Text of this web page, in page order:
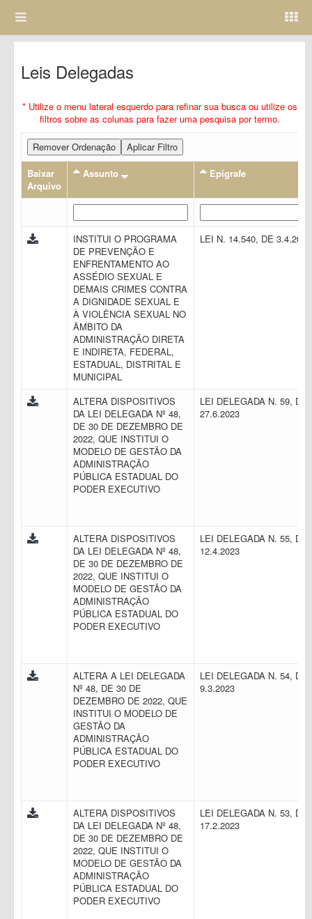
Leis Delegadas
* Utilize o menu lateral esquerdo para refinar sua busca ou utilize os
filtros sobre as colunas para fazer uma pesquisa por termo.
Remover Ordenação
Aplicar Filtro
Baixar
Arquivo
Assunto Epigrafe
INSTITUI O PROGRAMA
DE PREVENÇÃO E
ENFRENTAMENTO AO
ASSÉDIO SEXUAL E
DEMAIS CRIMES CONTRA
A DIGNIDADE SEXUAL E
À VIOLÊNCIA SEXUAL NO
ÂMBITO DA
ADMINISTRAÇÃO DIRETA
E INDIRETA, FEDERAL,
ESTADUAL, DISTRITAL E
MUNICIPAL
LEI N. 14.540, DE
ALTERA DISPOSITIVOS
DA LEI DELEGADA Nº 48,
DE 30 DE DEZEMBRO DE
2022, QUE INSTITUI O
MODELO DE GESTÃO DA
ADMINISTRAÇÃO
PÚBLICA ESTADUAL DO
PODER EXECUTIVO
LEI DELEGADA N. 59, DE
27.6.2023
ALTERA DISPOSITIVOS
DA LEI DELEGADA Nº 48,
DE 30 DE DEZEMBRO DE
2022, QUE INSTITUI O
MODELO DE GESTÃO DA
ADMINISTRAÇÃO
PÚBLICA ESTADUAL DO
PODER EXECUTIVO
LEI DELEGADA N. 55, DE
12.4.2023
ALTERA A LEI DELEGADA
Nº 48, DE 30 DE
DEZEMBRO DE 2022, QUE
INSTITUI O MODELO DE
GESTÃO DA
ADMINISTRAÇÃO
PÚBLICA ESTADUAL DO
PODER EXECUTIVO
LEI DELEGADA N. 54, DE
9.3.2023
ALTERA DISPOSITIVOS
DA LEI DELEGADA Nº 48,
DE 30 DE DEZEMBRO DE
2022, QUE INSTITUI O
MODELO DE GESTÃO DA
ADMINISTRAÇÃO
PÚBLICA ESTADUAL DO
PODER EXECUTIVO
LEI DELEGADA N. 53, DE
17.2.2023